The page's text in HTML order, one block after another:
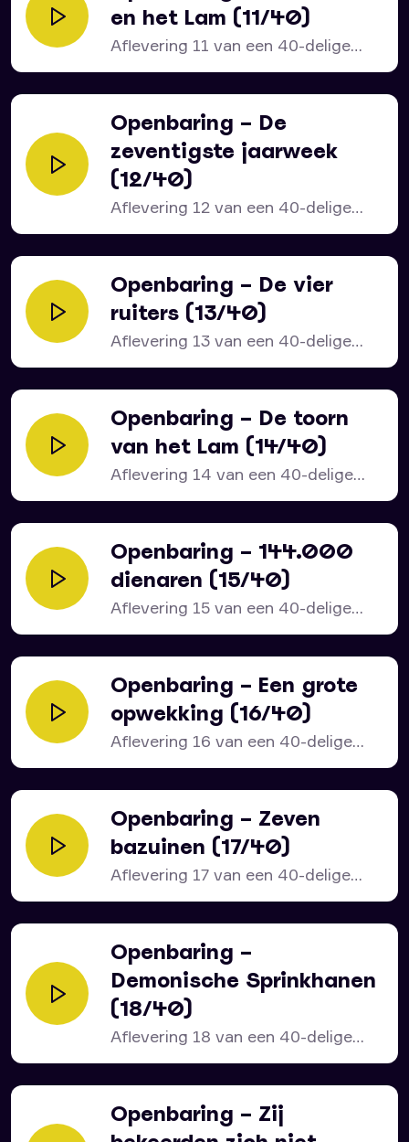
en het Lam (11/40)
Aflevering 11 van een 40-delige
serie over het bijbelboek...
Openbaring – De
zeventigste jaarweek
(12/40)
Aflevering 12 van een 40-delige
serie over het bijbelboek...
Openbaring – De vier
ruiters (13/40)
Aflevering 13 van een 40-delige
serie over het bijbelboek...
Openbaring – De toorn
van het Lam (14/40)
Aflevering 14 van een 40-delige
serie over het bijbelboek...
Openbaring – 144.000
dienaren (15/40)
Aflevering 15 van een 40-delige
serie over het bijbelboek...
Openbaring – Een grote
opwekking (16/40)
Aflevering 16 van een 40-delige
serie over het bijbelboek...
Openbaring – Zeven
bazuinen (17/40)
Aflevering 17 van een 40-delige
serie over het bijbelboek...
Openbaring –
Demonische Sprinkhanen
(18/40)
Aflevering 18 van een 40-delige
serie over het bijbelboek...
Openbaring – Zij